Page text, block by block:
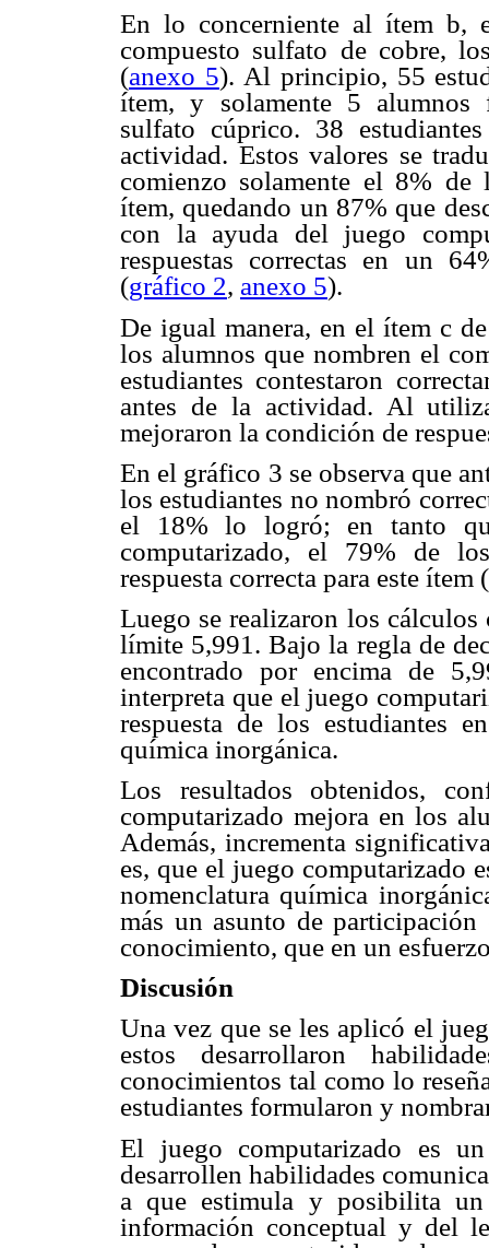
En lo concerniente al ítem
compuesto sulfato de cobre,
(anexo 5). Al principio, 55
ítem, y solamente 5 alumnos
sulfato cúprico. 38
actividad. Estos valores se
comienzo solamente el 8% de
ítem, quedando un 87% que
con la ayuda del juego
respuestas correctas en un
(gráfico 2, anexo 5).
De igual manera, en el ítem c
los alumnos que nombren el
estudiantes contestaron
antes de la actividad. Al
mejoraron la condición de
En el gráfico 3 se observa que
los estudiantes no nombró
el 18% lo logró; en tanto
computarizado, el 79% de
respuesta correcta para este ítem (
Luego se realizaron los
límite 5,991. Bajo la regla de
encontrado por encima de
interpreta que el juego
respuesta de los estudiantes
química inorgánica.
Los resultados obtenidos,
computarizado mejora en los
Además, incrementa
es, que el juego computarizado
nomenclatura química
más un asunto de
conocimiento, que en un
Discusión
Una vez que se les aplicó el
estos desarrollaron
conocimientos tal como lo
estudiantes formularon y
El juego computarizado es
desarrollen habilidades
a que estimula y posibilita
información conceptual y del